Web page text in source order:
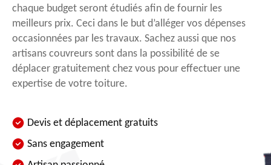
chaque budget seront étudiés afin de fournir les
meilleurs prix. Ceci dans le but d’alléger vos dépenses
occasionnées par les travaux. Sachez aussi que nos
artisans couvreurs sont dans la possibilité de se
déplacer gratuitement chez vous pour effectuer une
expertise de votre toiture.
Devis et déplacement gratuits
Sans engagement